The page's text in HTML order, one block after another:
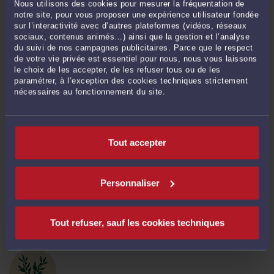
Nous utilisons des cookies pour mesurer la fréquentation de
notre site, pour vous proposer une expérience utilisateur fondée
sur l’interactivité avec d’autres plateformes (vidéos, réseaux
sociaux, contenus animés…) ainsi que la gestion et l’analyse
du suivi de nos campagnes publicitaires. Parce que le respect
de votre vie privée est essentiel pour nous, nous vous laissons
le choix de les accepter, de les refuser tous ou de les
paramétrer, à l’exception des cookies techniques strictement
nécessaires au fonctionnement du site.
Tout accepter
Personnaliser
Tout refuser, sauf les cookies techniques
IMPÔT SUR LES SOCIÉTÉS D’UNE ENTREPRISE EN PROCÉDURE
COLLECTIVE : LA CRÉANCE DOIT ÊTRE PAYÉE À L’ÉCHÉANCE !
ParRomain DU PLANTIERle 25/10/2022
entreprises en difficulté et, plus particulièrement, de recouvrement par le fisc de
l’impôt sur les sociétés d’une entreprise en procédure collective. Faits Dans cette